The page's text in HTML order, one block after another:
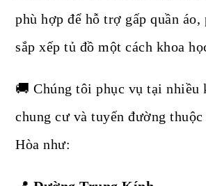
phù hợp để hỗ trợ gấp quần áo,
sắp xếp tủ đồ một cách khoa
🚚 Chúng tôi phục vụ tại nhiều
chung cư và tuyến đường
Hòa như: